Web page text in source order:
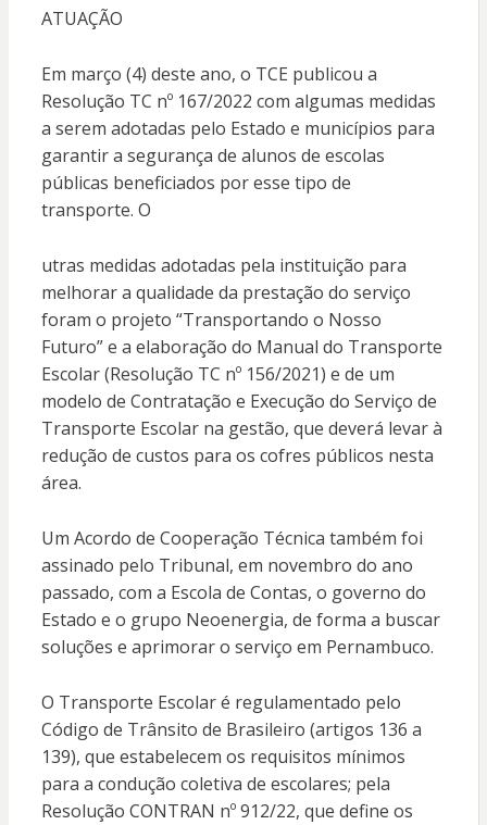
ATUAÇÃO
Em março (4) deste ano, o TCE publicou a
Resolução TC nº 167/2022 com algumas medidas
a serem adotadas pelo Estado e municípios para
garantir a segurança de alunos de escolas
públicas beneficiados por esse tipo de
transporte. O
utras medidas adotadas pela instituição para
melhorar a qualidade da prestação do serviço
foram o projeto “Transportando o Nosso
Futuro” e a elaboração do Manual do Transporte
Escolar (Resolução TC nº 156/2021) e de um
modelo de Contratação e Execução do Serviço de
Transporte Escolar na gestão, que deverá levar à
redução de custos para os cofres públicos nesta
área.
Um Acordo de Cooperação Técnica também foi
assinado pelo Tribunal, em novembro do ano
passado, com a Escola de Contas, o governo do
Estado e o grupo Neoenergia, de forma a buscar
soluções e aprimorar o serviço em Pernambuco.
O Transporte Escolar é regulamentado pelo
Código de Trânsito de Brasileiro (artigos 136 a
139), que estabelecem os requisitos mínimos
para a condução coletiva de escolares; pela
Resolução CONTRAN nº 912/22, que define os